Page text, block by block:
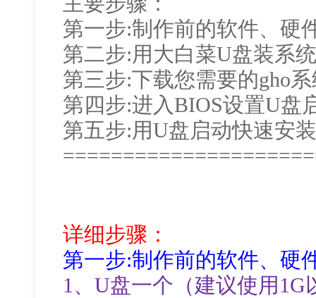
第一步:制作前的软件、硬
第二步:用大白菜U盘装系
第三步:下载您需要的gho
第四步:进入BIOS设置U盘
第五步:用U盘启动快速安
详细步骤：
第一步:制作前的软件、硬
1、U盘一个（建议使用1G